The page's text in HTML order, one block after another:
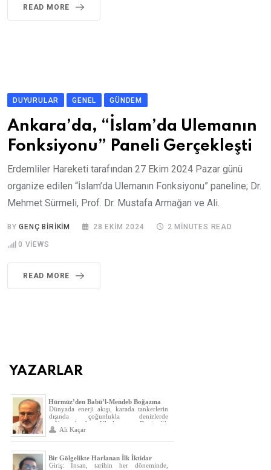
READ MORE
DUYURULAR GENEL GÜNDEM
Ankara’da, “İslam’da Ulemanın
Fonksiyonu” Paneli Gerçekleşti
Erdemliler Hareketi tarafından 27 Ekim 2024 Pazar günü
organize edilen “İslam’da Ulemanın Fonksiyonu” paneline; Dr.
Mehmet Sürmeli, Prof. Dr. Mustafa Armağan ve Ali.
BYGENÇ BIRIKIM 28 EKIM 2024 2 MINUTES READ
0 VIEWS
READ MORE
YAZARLAR
Hürmüz’den Babü’l-Mendeb Boğazına
Küresel Enerji-II
Dünyada enerji akışı, karada tankerlerin
dışında çoğunlukla denizlerde
sağlanmaktadır. Uluslararası Denizcilik
Örgütüne (IMO) göre, dünya ticaretinin
ulaşımı; hava, kara ve demiryolu
ulaşımına göre daha ucuz olması, diğer
ulaşımlara göre çevreyi daha az kirletmesi,
Ali Kaçar
Bir Gölgelikte Harlanan İlk İktidar
Giriş: İnsan, tarihin her döneminde,